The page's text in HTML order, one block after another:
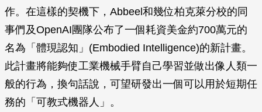
作。在這樣的契機下，Abbeel和幾位柏克萊分校的同
事們及OpenAI團隊公布了一個耗資美金約700萬元的
名為「體現認知」(Embodied Intelligence)的新計畫。
此計畫將能夠使工業機械手臂自己學習並做出像人類一
般的行為，換句話說，可望研發出一個可以用於短期任
務的「可教式機器人」。